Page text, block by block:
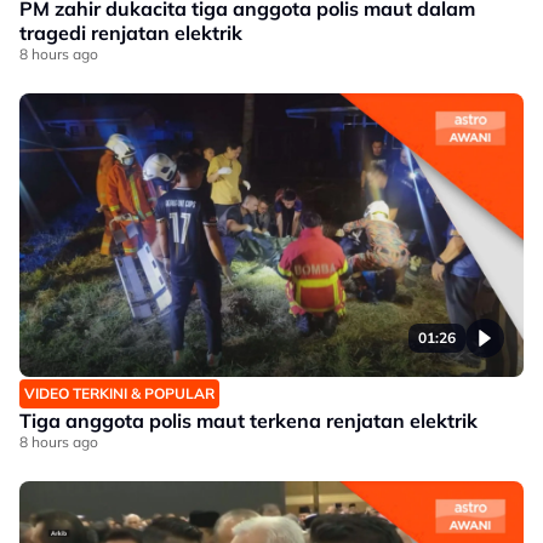
PM zahir dukacita tiga anggota polis maut dalam
tragedi renjatan elektrik
8 hours ago
01:26
VIDEO TERKINI & POPULAR
Tiga anggota polis maut terkena renjatan elektrik
8 hours ago